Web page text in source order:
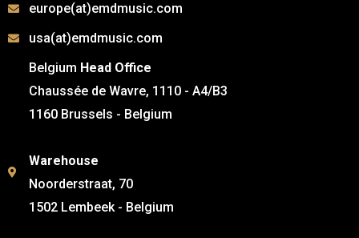
europe(at)emdmusic.com
usa(at)emdmusic.com
Belgium Head Office
Chaussée de Wavre, 1110 - A4/B3
1160 Brussels - Belgium
Warehouse
Noorderstraat, 70
1502 Lembeek - Belgium